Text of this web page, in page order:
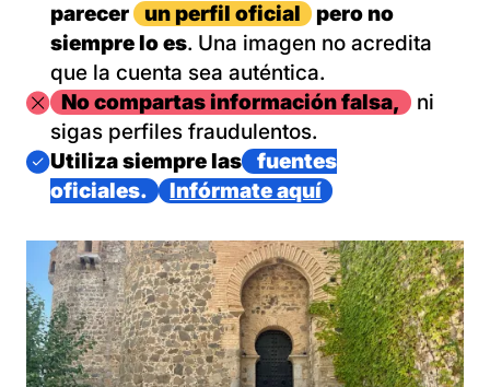
parecer
un perfil oficial
pero no
siempre lo es. Una imagen no acredita
que la cuenta sea auténtica.
ImagenNo compartas información falsa,
ni
sigas perfiles fraudulentos.
Imagen
Utiliza siempre las
fuentes
oficiales.
Infórmate aquí